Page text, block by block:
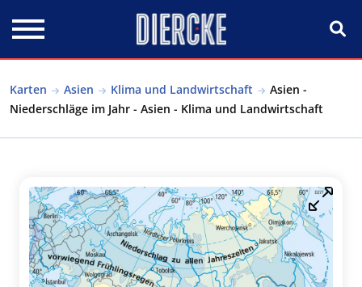
Karten Asien Klima und Landwirtschaft
Asien -
Niederschläge im Jahr - Asien - Klima und Landwirtschaft